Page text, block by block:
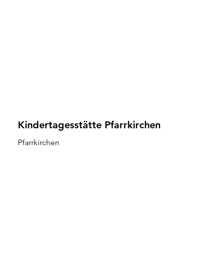
Kindertagesstätte Pfarrkirchen
Pfarrkirchen